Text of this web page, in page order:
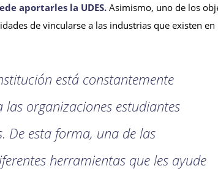
aportarles la UDES. Asimismo, uno de los
de vincularse a las industrias que existen en
está constantemente
organizaciones estudiantes
De esta forma, una de las
herramientas que les ayude